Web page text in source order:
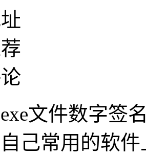
文件数字签名
己常用的软